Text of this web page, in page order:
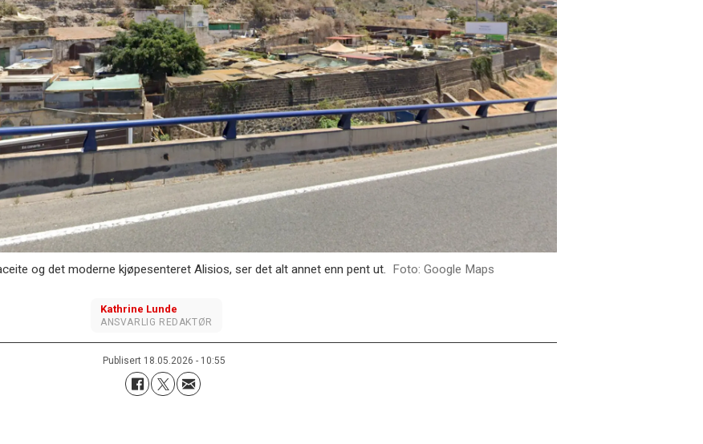
og det moderne kjøpesenteret Alisios, ser det alt annet enn pent ut. Google Maps
Kathrine Lunde
ANSVARLIG REDAKTØR
Publisert 18.05.2026 - 10:55